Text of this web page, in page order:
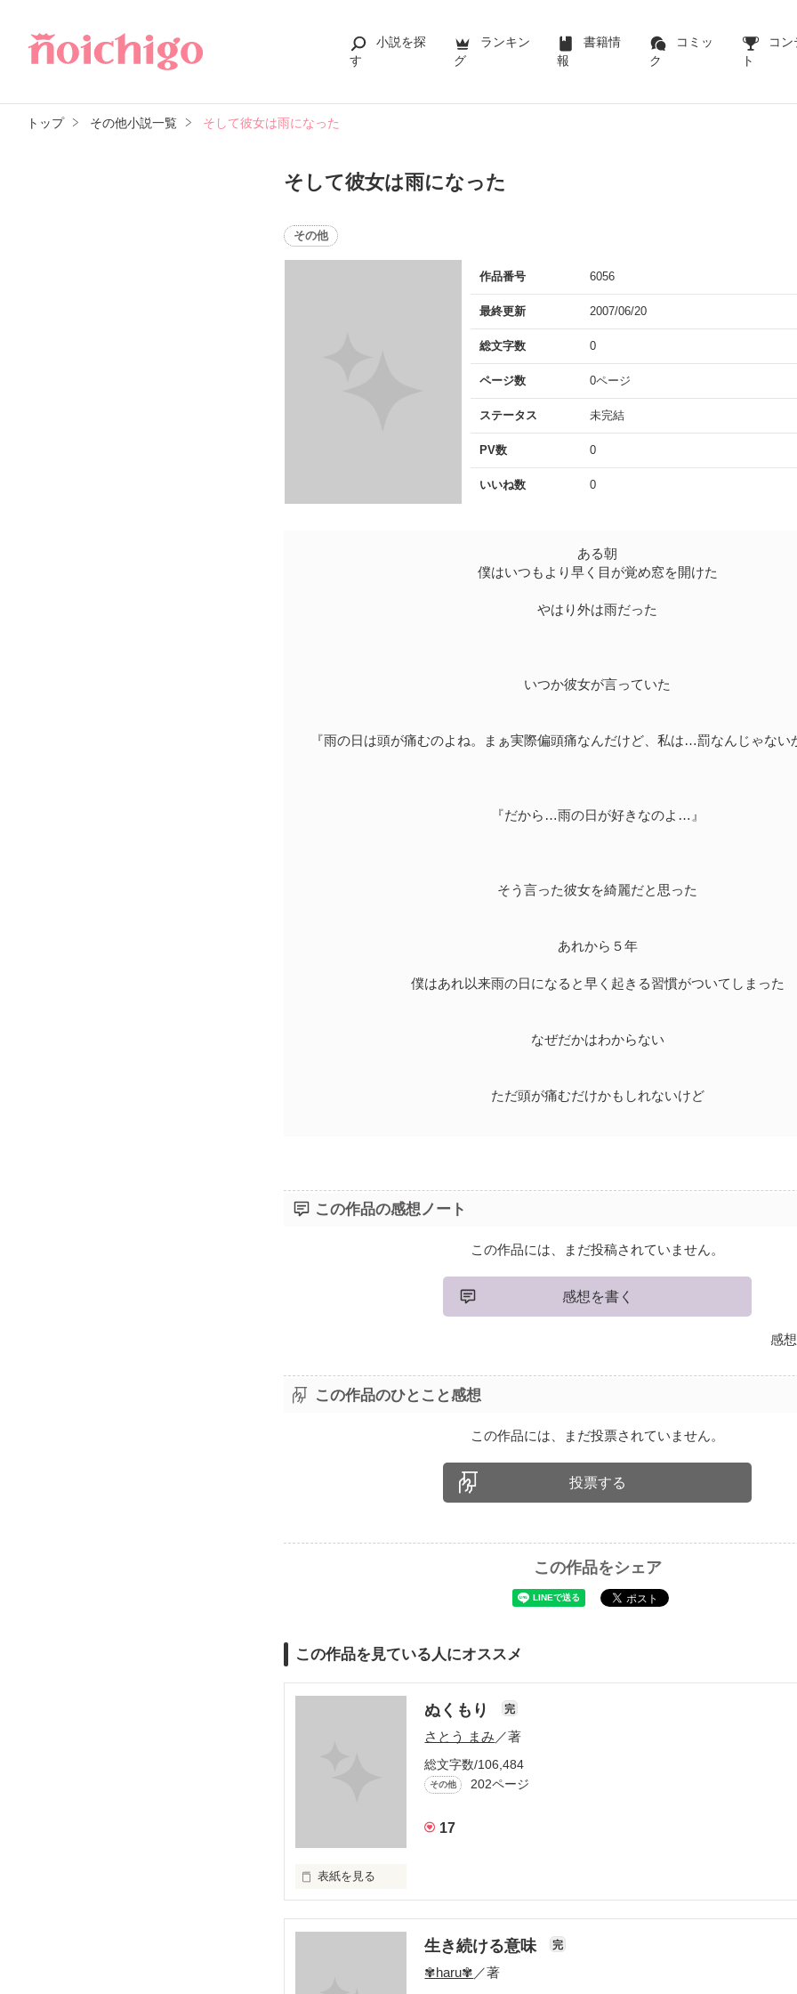
小説を探
す
ランキン
グ
書籍情
報
コミッ
ク
コン
ト
トップ その他小説一覧 そして彼女は雨になった
そして彼女は雨になった
その他
作品番号 6056
最終更新 2007/06/20
総文字数 0
ページ数 0ページ
ステータス 未完結
PV数 0
いいね数 0
ある朝
僕はいつもより早く目が覚め窓を開けた
やはり外は雨だった
いつか彼女が言っていた
『雨の日は頭が痛むのよね。まぁ実際偏頭痛なんだけど、私は…罰なんじゃない
『だから…雨の日が好きなのよ…』
そう言った彼女を綺麗だと思った
あれから５年
僕はあれ以来雨の日になると早く起きる習慣がついてしまった
なぜだかはわからない
ただ頭が痛むだけかもしれないけど
この作品の感想ノート
この作品には、まだ投稿されていません。
感想を書く
感
この作品のひとこと感想
この作品には、まだ投票されていません。
投票する
この作品をシェア
この作品を見ている人にオススメ
ぬくもり 完
さとう まみ ／著
総文字数/106,484
その他 202ページ
17
表紙を見る
生き続ける意味 完
✾haru✾ ／著